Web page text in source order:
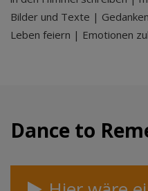
Bilder und Texte |
Leben feiern | Emotionen
Dance to